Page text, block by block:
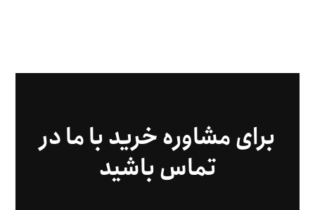
برای مشاوره خرید با ما در
تماس باشید